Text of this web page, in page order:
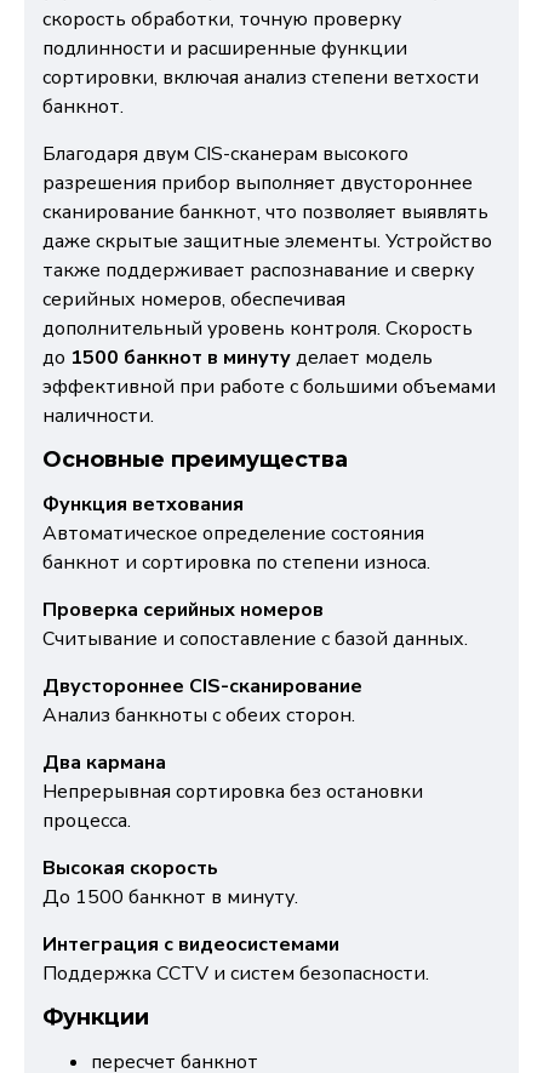
скорость обработки, точную проверку
подлинности и расширенные функции
сортировки, включая анализ степени ветхости
банкнот.
Благодаря двум CIS-сканерам высокого
разрешения прибор выполняет двустороннее
сканирование банкнот, что позволяет выявлять
даже скрытые защитные элементы. Устройство
также поддерживает распознавание и сверку
серийных номеров, обеспечивая
дополнительный уровень контроля. Скорость
до 1500 банкнот в минутуделает модель
эффективной при работе с большими объемами
наличности.
Основные преимущества
Функция ветхования
Автоматическое определение состояния
банкнот и сортировка по степени износа.
Проверка серийных номеров
Считывание и сопоставление с базой данных.
Двустороннее CIS-сканирование
Анализ банкноты с обеих сторон.
Два кармана
Непрерывная сортировка без остановки
процесса.
Высокая скорость
До 1500 банкнот в минуту.
Интеграция с видеосистемами
Поддержка CCTV и систем безопасности.
Функции
пересчет банкнот